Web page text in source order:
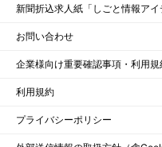
新聞折込求人紙「しごと情報アイ
お問い合わせ
企業様向け重要確認事項・利用規
利用規約
プライバシーポリシー